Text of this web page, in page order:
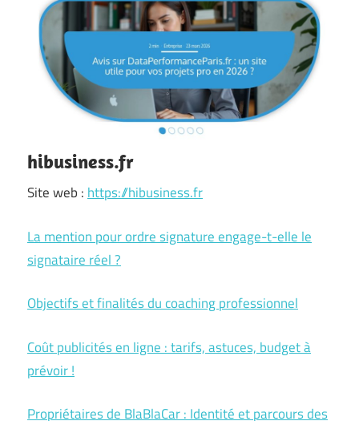
hibusiness.fr
Site web : https://hibusiness.fr
La mention pour ordre signature engage-t-elle le
signataire réel ?
Objectifs et finalités du coaching professionnel
Coût publicités en ligne : tarifs, astuces, budget à
prévoir !
Propriétaires de BlaBlaCar : Identité et parcours des